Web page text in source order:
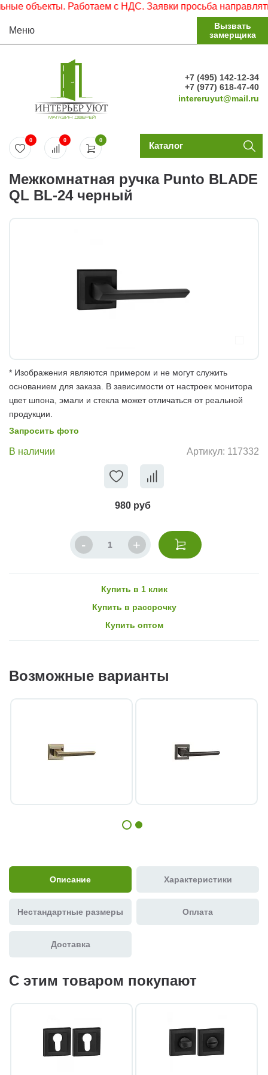
объекты. Работаем с НДС. Заявки просьба направлять
Меню
Вызвать
замерщика
+7 (495) 142-12-34
+7 (977) 618-47-40
intereruyut@mail.ru
0
0 0 Каталог
Межкомнатная ручка Punto BLADE
QL BL-24 черный
* Изображения являются примером и не могут служить
основанием для заказа. В зависимости от настроек монитора
цвет шпона, эмали и стекла может отличаться от реальной
продукции.
Запросить фото
В наличии Артикул: 117332
980 руб
Купить в 1 клик
Купить в рассрочку
Купить оптом
Возможные варианты
Описание Характеристики
Нестандартные размеры Оплата
Доставка
С этим товаром покупают